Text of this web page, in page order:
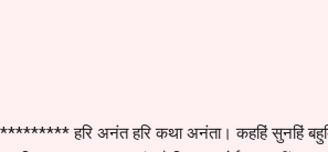
हरि अनंत हरि कथा अनंता। कहहिं सुनहिं